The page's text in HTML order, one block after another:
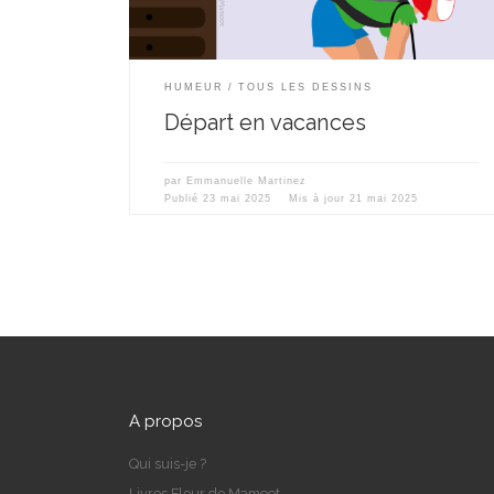
HUMEUR TOUS LES DESSINS
Départ en vacances
par Emmanuelle Martinez
Publié23 mai 2025 Mis à jour21 mai 2025
A propos
Qui suis-je ?